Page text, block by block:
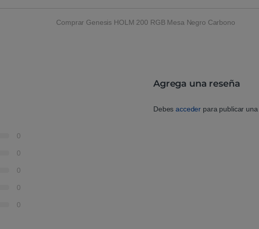
Comprar Genesis HOLM 200 RGB Mesa Negro Carbono
0
0
0
0
0
Agrega una reseña
Debesacceder para publicar